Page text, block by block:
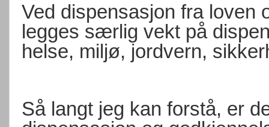
Ved dispensasjon fra loven
legges særlig vekt på
helse, miljø, jordvern,
Så langt jeg kan forstå, er